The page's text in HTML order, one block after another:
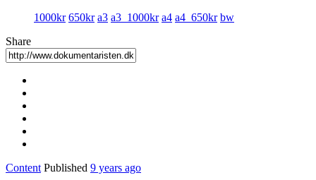
1000kr 650kr a3 a3_1000kr a4 a4_650kr bw
Share
Content Published 9 years ago